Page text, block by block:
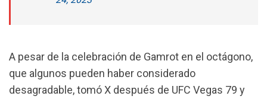
A pesar de la celebración de Gamrot en el octágono,
que algunos pueden haber considerado
desagradable, tomó X después de UFC Vegas 79 y